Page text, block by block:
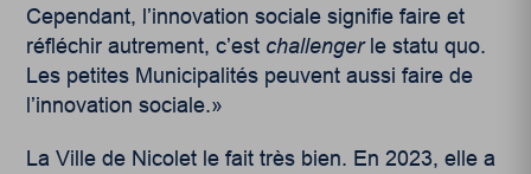
Cependant, l’innovation sociale signifie faire et
réfléchir autrement, c’est challenger le statu quo.
Les petites Municipalités peuvent aussi faire de
l’innovation sociale.»
La Ville de Nicolet le fait très bien. En 2023, elle a